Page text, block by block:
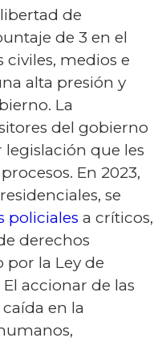
de
de 3 en el
civiles, medios e
alta presión y
La
del gobierno
legislación que les
En 2023,
se
policiales a críticos,
derechos
por la Ley de
accionar de las
en la